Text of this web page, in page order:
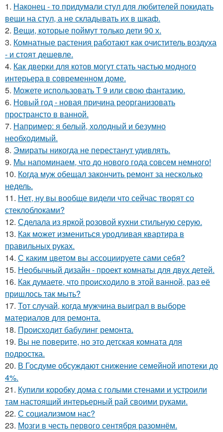
1. Наконец - то придумали стул для любителей покидать
вещи на стул, а не складывать их в шкаф.
2. Вещи, которые поймут только дети 90 х.
3. Комнатные растения работают как очиститель воздуха
- и стоят дешевле.
4. Как дверки для котов могут стать частью модного
интерьера в современном доме.
5. Можете использовать Т 9 или свою фантазию.
6. Новый год - новая причина реорганизовать
пространсто в ванной.
7. Например: я белый, холодный и безумно
необходимый.
8. Эмираты никогда не перестанут удивлять.
9. Мы напоминаем, что до нового года совсем немного!
10. Когда муж обещал закончить ремонт за несколько
недель.
11. Нет, ну вы вообще видели что сейчас творят со
стеклоблоками?
12. Сделала из яркой розовой кухни стильную серую.
13. Как может измениться уродливая квартира в
правильных руках.
14. С каким цветом вы ассоциируете сами себя?
15. Необычный дизайн - проект комнаты для двух детей.
16. Как думаете, что происходило в этой ванной, раз её
пришлось так мыть?
17. Тот случай, когда мужчина выиграл в выборе
материалов для ремонта.
18. Происходит бабулинг ремонта.
19. Вы не поверите, но это детская комната для
подростка.
20. В Госдуме обсуждают снижение семейной ипотеки до
4%.
21. Купили коробку дома с голыми стенами и устроили
там настоящий интерьерный рай своими руками.
22. С социализмом нас?
23. Мозги в честь первого сентября разомнём.